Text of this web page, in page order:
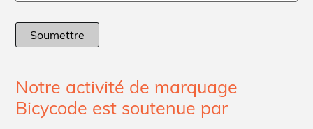
Soumettre
Notre activité de marquage
Bicycode est soutenue par